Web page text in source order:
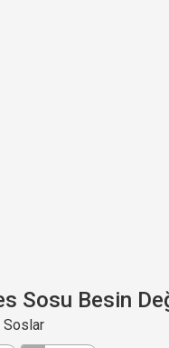
Sosu Besin
Soslar